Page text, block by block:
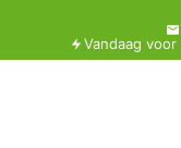
Vandaag